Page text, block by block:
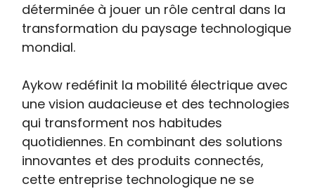
déterminée à jouer un rôle central dans la
transformation du paysage technologique
mondial.
Aykow redéfinit la mobilité électrique avec
une vision audacieuse et des technologies
qui transforment nos habitudes
quotidiennes. En combinant des solutions
innovantes et des produits connectés,
cette entreprise technologique ne se